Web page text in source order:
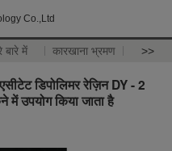
Co.,Ltd
बारे में कारखाना भ्रमण >>
डिपोलिमर रेज़िन DY - 2
में उपयोग किया जाता है